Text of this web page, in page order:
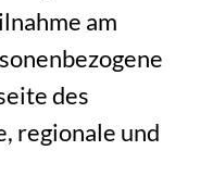
am
des
regionale und